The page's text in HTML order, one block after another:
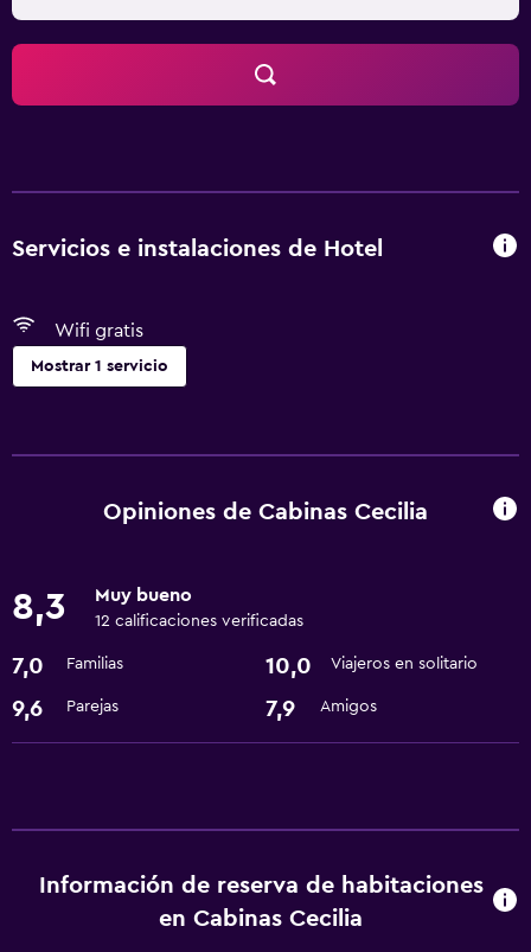
Servicios e instalaciones de Hotel
Wifi gratis
Mostrar 1 servicio
Wifi gratis
Opiniones de Cabinas Cecilia
8,3 Muy bueno
12 calificaciones verificadas
7,0 Familias 10,0 Viajeros en solitario
9,6 Parejas 7,9 Amigos
Información de reserva de habitaciones
en Cabinas Cecilia